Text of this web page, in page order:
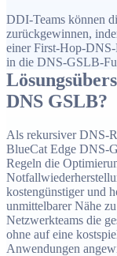
DDI-Teams können
zurückgewinnen,
einer First-Hop-
in die DNS-GSLB-
DNS GSLB?
Als rekursiver DNS-
BlueCat Edge DNS-
Regeln die
kostengünstiger und
unmittelbarer Nähe
Netzwerkteams die
ohne auf eine
Anwendungen